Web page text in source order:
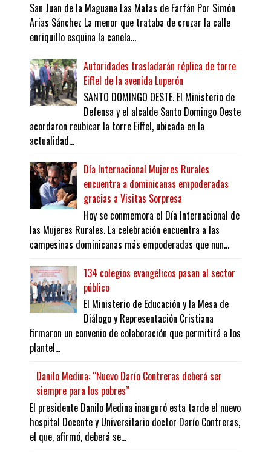
San Juan de la Maguana Las Matas de Farfán Por Simón
Arias Sánchez La menor que trataba de cruzar la calle
enriquillo esquina la canela...
Autoridades trasladarán réplica de torre
Eiffel de la avenida Luperón
SANTO DOMINGO OESTE. El Ministerio de
Defensa y el alcalde Santo Domingo Oeste
acordaron reubicar la torre Eiffel, ubicada en la
actualidad...
Día Internacional Mujeres Rurales
encuentra a dominicanas empoderadas
gracias a Visitas Sorpresa
Hoy se conmemora el Día Internacional de
las Mujeres Rurales. La celebración encuentra a las
campesinas dominicanas más empoderadas que nun...
134 colegios evangélicos pasan al sector
público
El Ministerio de Educación y la Mesa de
Diálogo y Representación Cristiana
firmaron un convenio de colaboración que permitirá a los
plantel...
Danilo Medina: “Nuevo Darío Contreras deberá ser
siempre para los pobres”
El presidente Danilo Medina inauguró esta tarde el nuevo
hospital Docente y Universitario doctor Darío Contreras,
el que, afirmó, deberá se...